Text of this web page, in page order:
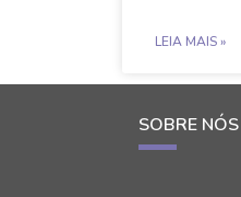
LEIA MAIS »
SOBRE NÓS